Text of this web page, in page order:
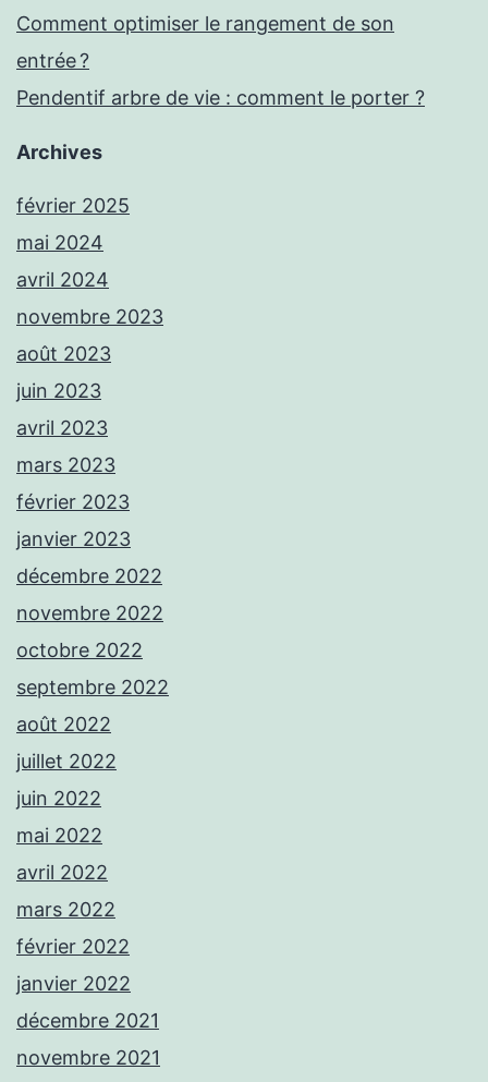
Comment optimiser le rangement de son
entrée ?
Pendentif arbre de vie : comment le porter ?
Archives
février 2025
mai 2024
avril 2024
novembre 2023
août 2023
juin 2023
avril 2023
mars 2023
février 2023
janvier 2023
décembre 2022
novembre 2022
octobre 2022
septembre 2022
août 2022
juillet 2022
juin 2022
mai 2022
avril 2022
mars 2022
février 2022
janvier 2022
décembre 2021
novembre 2021